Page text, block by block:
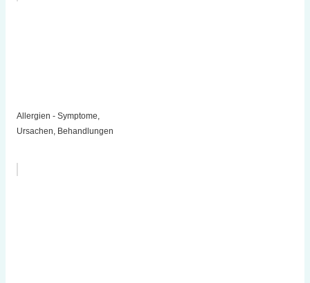
Allergien - Symptome,
Ursachen, Behandlungen